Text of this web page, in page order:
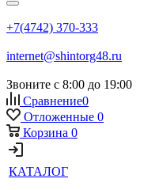
+7(4742) 370-333
internet@shintorg48.ru
Звоните с 8:00 до 19:00
Сравнение0
Отложенные 0
Корзина 0
КАТАЛОГ